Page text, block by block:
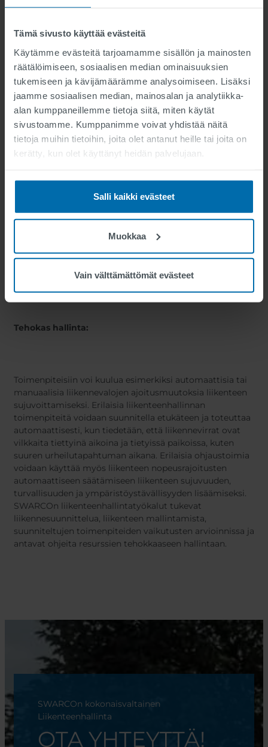
Tämä sivusto käyttää evästeitä
Käytämme evästeitä tarjoamamme sisällön ja mainosten
räätälöimiseen, sosiaalisen median ominaisuuksien
tukemiseen ja kävijämäärämme analysoimiseen. Lisäksi
jaamme sosiaalisen median, mainosalan ja analytiikka-
alan kumppaneillemme tietoja siitä, miten käytät
sivustoamme. Kumppanimme voivat yhdistää näitä
tietoja muihin tietoihin, joita olet antanut heille tai joita on
kerätty, kun olet käyttänyt heidän palvelujaan.
Salli kaikki evästeet
Muokkaa
Vain välttämättömät evästeet
Tiedot tallennetaan ja käsitellään SWARCOn liikkumisen
saadaan kuva kaupunkisi liikennevalojen nykyisestä
suorituskyvystä. Automaattinen ja perusteellinen
analyysi osoittaa nopeasti ja tarkasti ongelma-alueet.
Tämä ratkaisu muuttaa tyypillisen raporttikeskeisen
toiminnan automaattiseksi liikennevalojen suorituskyvyn
ja laadun seurannaksi ja ilmoittamalla liikenevalojen
huolto- ja ylläpitotoimijalle, kun toimenpiteitä tarvitaan.
Kun järjestelmä on automatisoitu, hyödyt
kustannussäästöistä ja pystyt toteuttamaan tehokkaasti
ja nopeasti liikenteen sujuvuutta ja turvallisuutta lisääviä
Tehokas hallinta:
Toimenpiteisiin voi kuulua esimerkiksi automaattisia tai
manuaalisia liikennevalojen ajoitusmuutoksia liikenteen
sujuvoittamiseksi. Erilaisia liikenteenhallinnan
toimenpiteitä voidaan suunnitella etukäteen ja toteuttaa
automaattisesti, kun tiedetään, että liikennevirrat ovat
vilkkaita tiettyinä aikoina ja tietyissä paikoissa, kuten
suuren urheilutapahtuman aikana. Erilaisia ohjaustoimia
voidaan käyttää myös liikenteen nopeusrajoitusten
automaattiseen säätämiseen liikenteen sujuvuuden,
turvallisuuden ja ympäristöystävällisyyden lisäämiseksi.
SWARCOn liikenteenhallintatyökalut tukevat
liikennesuunnittelua, liikenteen mallintamista,
suunniteltujen toimenpiteiden vaikutusten arvioinnissa ja
antavat ohjeita resurssien tehokkaaseen hallintaan.
SWARCOn kokonaisvaltainen
Liikenteenhallinta
OTA YHTEYTTÄ!